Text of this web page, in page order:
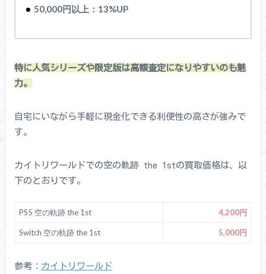
50,000円以上：13%UP
特に人気シリーズや限定版は高額査定になりやすいのも魅
力。
自宅にいながら手軽に現金化できる利便性の高さが強みで
す。
カイトリワールドでの空の軌跡 the 1stの買取価格は、以
下のとおりです。
PS5 空の軌跡 the 1st 4,200円
Switch 空の軌跡 the 1st 5,000円
参考： カイトリワールド